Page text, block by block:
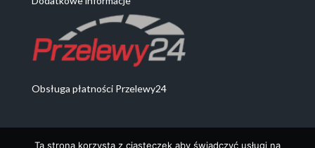
Ta strona korzysta z ciasteczek aby świadczyć usługi na
Obsługa płatności Przelewy24